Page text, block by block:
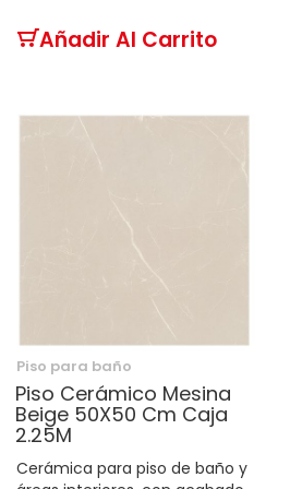
Añadir Al Carrito
Piso para baño
Piso Cerámico Mesina
Beige 50X50 Cm Caja
2.25M
Cerámica para piso de baño y